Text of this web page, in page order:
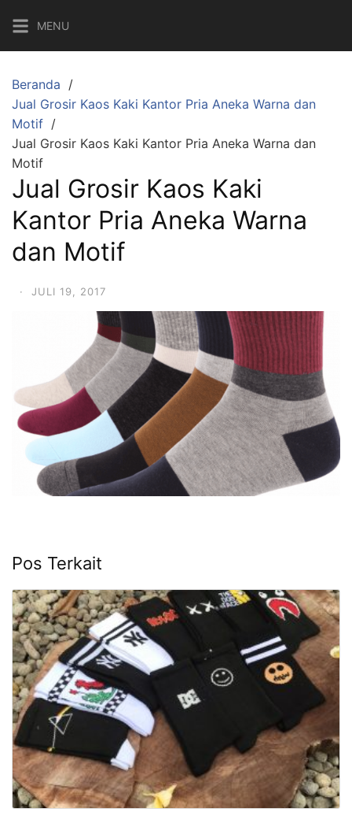
ke
konten
MENU
Beranda
Jual Grosir Kaos Kaki Kantor Pria Aneka Warna dan
Motif
Jual Grosir Kaos Kaki Kantor Pria Aneka Warna dan
Motif
Jual Grosir Kaos Kaki
Kantor Pria Aneka Warna
dan Motif
· JULI 19, 2017
Pos Terkait